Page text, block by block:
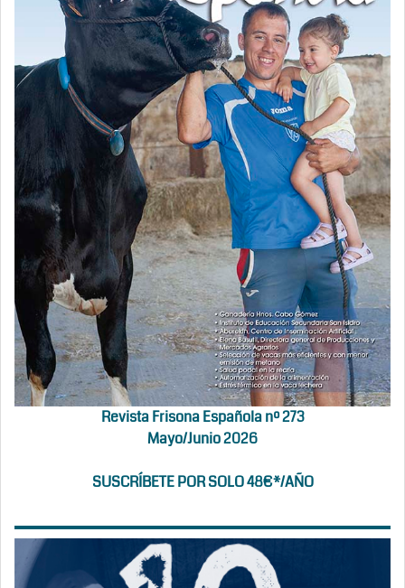
Revista Frisona Española nº 273
Mayo/Junio 2026
SUSCRÍBETE POR SOLO 48€*/AÑO